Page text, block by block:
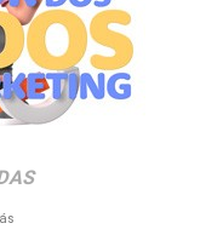
clientes fiéis”,
do Shopping
do sorteio, os
e enviar
O regulamento